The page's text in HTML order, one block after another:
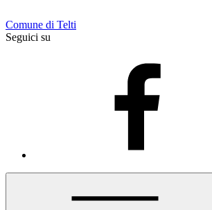
Comune di Telti
Seguici su